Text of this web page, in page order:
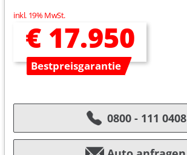
inkl. 19% MwSt.
€ 17.950
Bestpreisgarantie
0800 - 111 0408